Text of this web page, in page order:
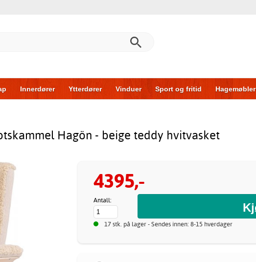
Innerdører Ytterdører Vinduer Sport og fritid Hagemøbler
Hagön - beige teddy hvitvasket
4395,-
Antall:
17 stk. på lager - Sendes innen: 8-15 hverdager